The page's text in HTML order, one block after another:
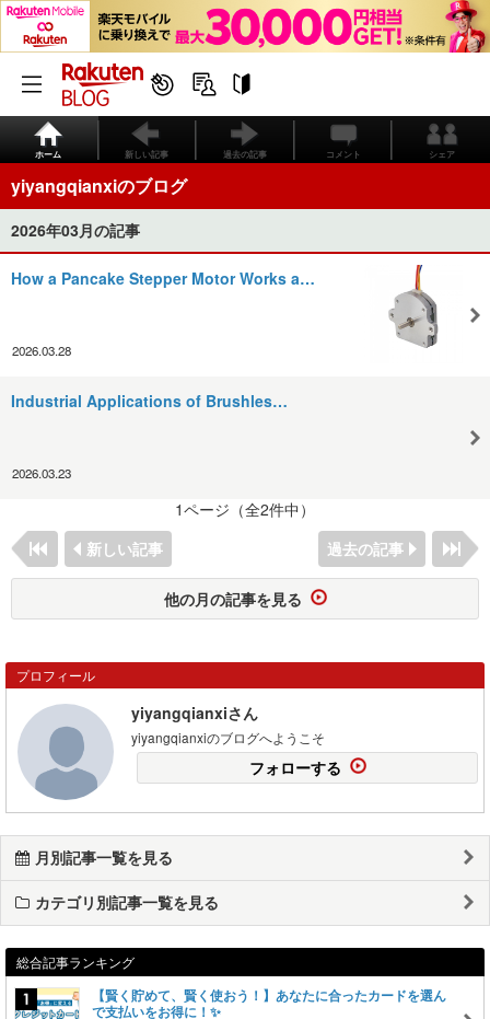
ホーム 新しい記事 過去の記事 コメント シェア
yiyangqianxiのブログ
2026年03月の記事
How a Pancake Stepper Motor Works a…
2026.03.28
Industrial Applications of Brushles…
2026.03.23
1ページ（全2件中）
新しい記事
過去の記事
他の月の記事を見る
プロフィール
yiyangqianxiさん
yiyangqianxiのブログへようこそ
フォローする
月別記事一覧を見る
カテゴリ別記事一覧を見る
総合記事ランキング
【賢く貯めて、賢く使おう！】あなたに合ったカードを選ん
で支払いをお得に！✨